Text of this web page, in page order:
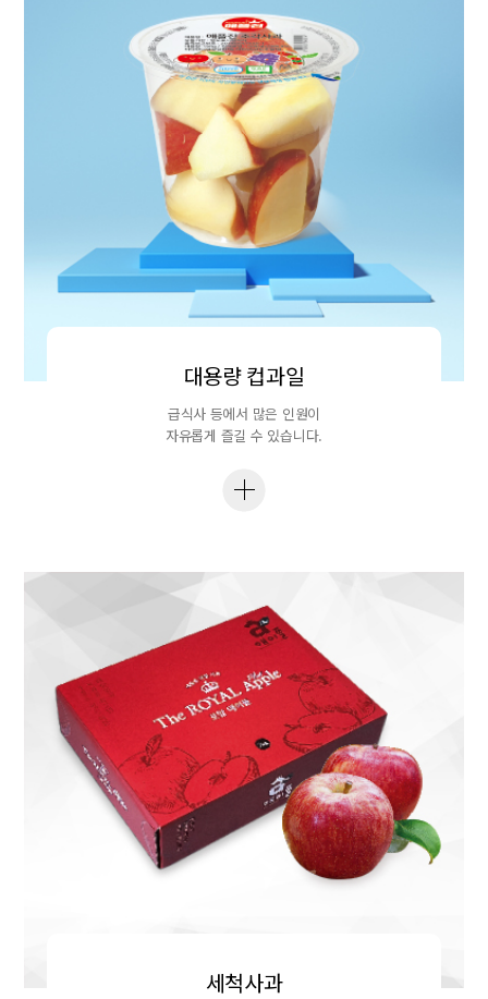
대용량 컵과일
급식사 등에서 많은 인원이
자유롭게 즐길 수 있습니다.
세척사과